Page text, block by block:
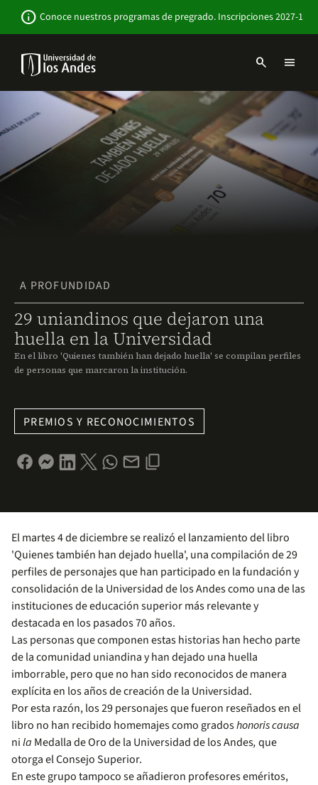
contenido
info Conoce nuestros programas de pregrado. Inscripciones 2027-1
Navbar
-
Sitio
Institucional
search menu
A PROFUNDIDAD
29 uniandinos que dejaron una
huella en la Universidad
En el libro 'Quienes también han dejado huella' se compilan perfiles
de personas que marcaron la institución.
PREMIOS Y RECONOCIMIENTOS
El martes 4 de diciembre se realizó el lanzamiento del libro
'Quienes también han dejado huella', una compilación de 29
perfiles de personajes que han participado en la fundación y
consolidación de la Universidad de los Andes como una de las
instituciones de educación superior más relevante y
destacada en los pasados 70 años.
Las personas que componen estas historias han hecho parte
de la comunidad uniandina y han dejado una huella
imborrable, pero que no han sido reconocidos de manera
explícita en los años de creación de la Universidad.
Por esta razón, los 29 personajes que fueron reseñados en el
libro no han recibido homemajes como gradoshonoris causa
nila Medalla de Oro de la Universidad de los Andes,que
otorga el Consejo Superior.
En este grupo tampoco se añadieron profesores eméritos,